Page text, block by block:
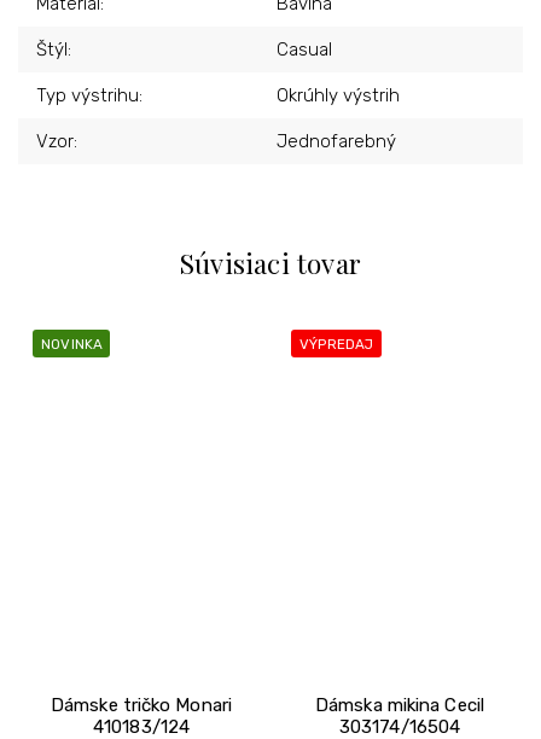
Súvisiaci tovar
NOVINKA
Dámske tričko Monari
410183/124
VÝPREDAJ
Dámska mikina Cecil
303174/16504
Štýl: Casual
Typ výstrihu: Okrúhly výstrih
Vzor: Jednofarebný